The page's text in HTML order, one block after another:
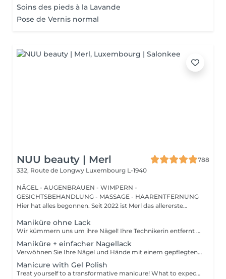
Soins des pieds à la Lavande
Pose de Vernis normal
NUU beauty | Merl
788
332, Route de Longwy Luxembourg L-1940
NÄGEL - AUGENBRAUEN - WIMPERN -
GESICHTSBEHANDLUNG - MASSAGE - HAARENTFERNUNG
Hier hat alles begonnen. Seit 2022 ist Merl das allererste
Maniküre ohne Lack
Wir kümmern uns um ihre Nägel! Ihre Technikerin entfernt sanft abgestorbene hautzellen, feilt und formt ihre Nägel und poliert die oberfläche für ein glattes, natürliches finish. Unsere meister bieten kantige, hardware- oder kombinierte manicures an, je nach ihren wünschen. Wie wird eine manicure ohne nagellack durchgeführt? - raue haut wird sanft entfernt - die form der nagelplatte wird behutsam korrigiert - die Nagelhaut und seitlichen ränder werden sorgfältig bearbeitet - Nagelhautöl und handcreme werden aufgetragen, um zu pflegen und zu hydratisieren Altersbeschränkung: empfohlen ab 14 Jahren. Nachbehandlungsempfehlungen: es sind keine speziellen Nachbehandlungen erforderlich. Häufigkeit: alle 3 Wochen.
Maniküre + einfacher Nagellack
Verwöhnen Sie Ihre Nägel und Hände mit einem gepflegten und ordentlichen Erscheinungsbild! Unsere Technikerinnen werden effektiv abgestorbene Hautzellen entfernen, die Nägel in Form bringen und feilen sowie die äußere Oberfläche polieren. Am Ende dieser Behandlung wird ein regulärer Nagellack aufgetragen. Unsere Meisterinnen bieten klassische, Hardware- oder kombinierte Maniküre an. Wie wird die Maniküre mit regulärer Nagellack durchgeführt? - rauhe Haut wird entfernt - die Form der Nagelplatte wird korrigiert - die Nagelhaut und seitlichen Rillen werden korrigiert - Nagellack wird aufgetragen - Nagelhautöl und Handcreme werden aufgetragen Altersbeschränkungen: empfohlen ab 14 Jahren. Empfehlungen nach dem Eingriff: es gibt keine speziellen Empfehlungen nach diesem Verfahren. Frequenz: einmal in 3 Wochen.
Manicure with Gel Polish
Treat yourself to a transformative manicure! What to expect: - old polish is removed as a bonus - rough skin is removed - nails are shaped - cuticles and side ridges are polished - reinforcement is performed if chosen - semi-permanent polish is applied - cuticle oil and hand cream are applied Age: 16+ Frequency: every 3 weeks for best results. *Removal of old semi-permanent polish is included with the manicure. If you want a separate removal appointment, we charge €20 for the careful process that protects your nails. For the manicure, we leave a thin layer of old polish under the new layer to enhance the durability of the semi-permanent polish. *Please note that if semipermanent nail polish without manicure is chosen, rough skin, cuticle and side ridges won't be removed.